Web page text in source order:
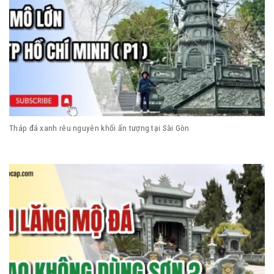
Tháp đá xanh rêu nguyên khối ấn tượng tại Sài Gòn